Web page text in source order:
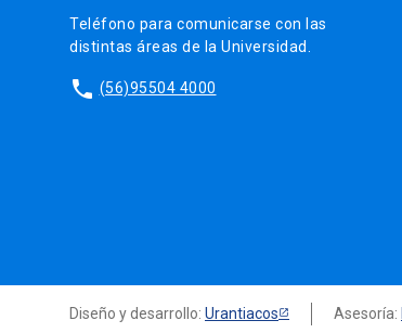
Teléfono para comunicarse con las
distintas áreas de la Universidad.
phone (56)95504 4000
Diseño y desarrollo: Urantiacos Asesoría: